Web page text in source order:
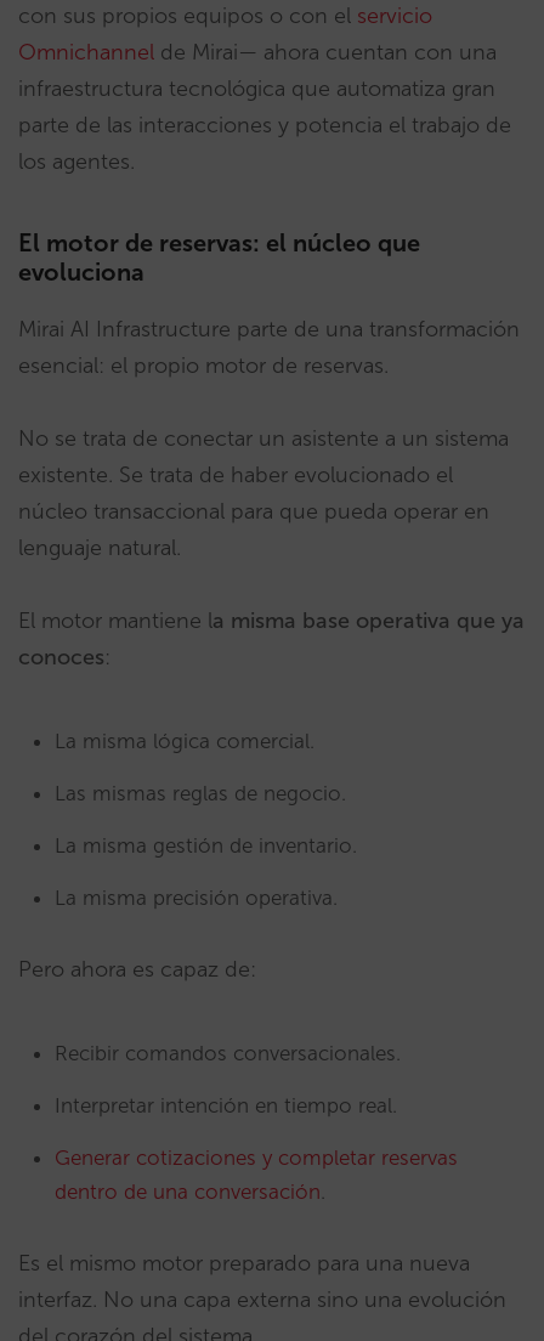
con sus propios equipos o con el servicio
Omnichannel de Mirai— ahora cuentan con una
infraestructura tecnológica que automatiza gran
parte de las interacciones y potencia el trabajo de
los agentes.
El motor de reservas: el núcleo que
evoluciona
Mirai AI Infrastructure parte de una transformación
esencial: el propio motor de reservas.
No se trata de conectar un asistente a un sistema
existente. Se trata de haber evolucionado el
núcleo transaccional para que pueda operar en
lenguaje natural.
El motor mantiene la misma base operativa que ya
conoces:
La misma lógica comercial.
Las mismas reglas de negocio.
La misma gestión de inventario.
La misma precisión operativa.
Pero ahora es capaz de:
Recibir comandos conversacionales.
Interpretar intención en tiempo real.
Generar cotizaciones y completar reservas
dentro de una conversación
Es el mismo motor preparado para una nueva
interfaz. No una capa externa sino una evolución